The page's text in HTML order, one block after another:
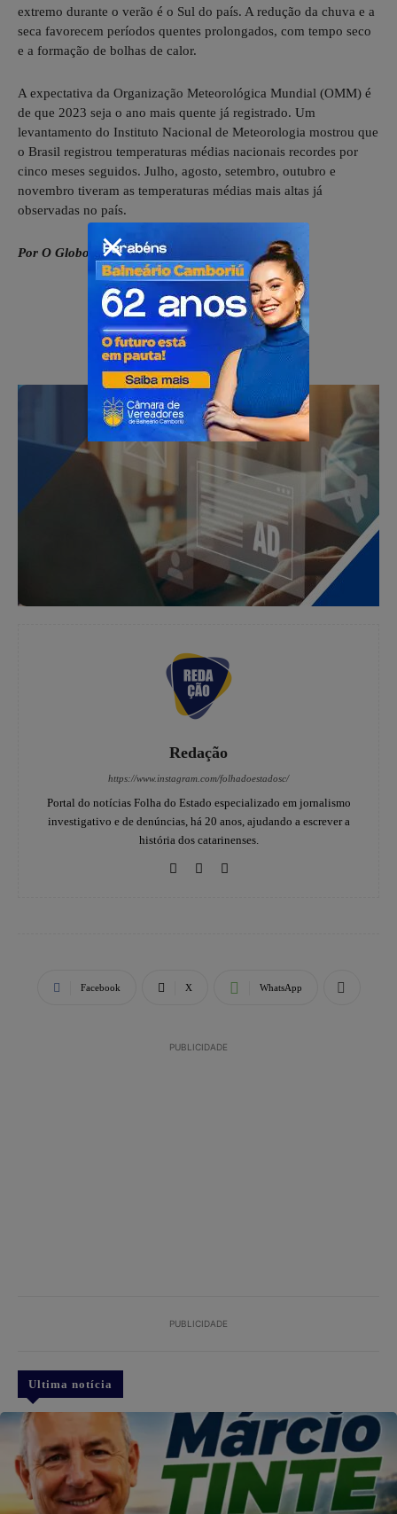
extremo durante o verão é o Sul do país. A redução da chuva e a
seca favorecem períodos quentes prolongados, com tempo seco
e a formação de bolhas de calor.
A expectativa da Organização Meteorológica Mundial (OMM) é
de que 2023 seja o ano mais quente já registrado. Um
levantamento do Instituto Nacional de Meteorologia mostrou que
o Brasil registrou temperaturas médias nacionais recordes por
cinco meses seguidos. Julho, agosto, setembro, outubro e
novembro tiveram as temperaturas médias mais altas já
observadas no país.
Por O Globo — Rio de Janeiro
Redação
https://www.instagram.com/folhadoestadosc/
Portal do notícias Folha do Estado especializado em jornalismo
investigativo e de denúncias, há 20 anos, ajudando a escrever a
história dos catarinenses.
Facebook X WhatsApp
PUBLICIDADE
PUBLICIDADE
Ultima notícia